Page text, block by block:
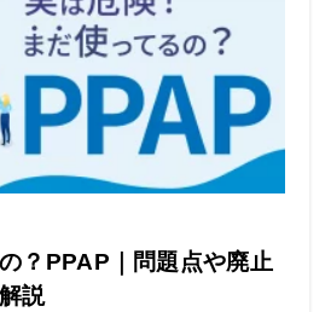
？PPAP｜問題点や廃止
説